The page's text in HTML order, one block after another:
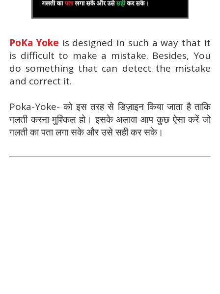
PoKa Yoke is designed in such a way that it
is difficult to make a mistake. Besides, You
do something that can detect the mistake
and correct it.
Poka-Yoke- को इस तरह से डिज़ाइन किया जाता है ताकि
गलती करना मुश्किल हो। इसके अलावा आप कुछ ऐसा करें जो
गलती का पता लगा सके और उसे सही कर सके।